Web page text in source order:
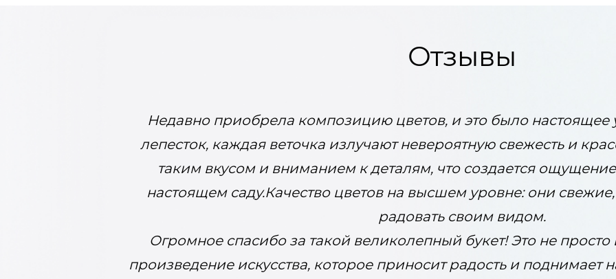
Отзывы
Недавно приобрела композицию цветов, и это было настоящее
лепесток, каждая веточка излучают невероятную свежесть и
таким вкусом и вниманием к деталям, что создается
настоящем саду.Качество цветов на высшем уровне: они
радовать своим видом.
Огромное спасибо за такой великолепный букет! Это не просто
произведение искусства, которое приносит радость и поднимает